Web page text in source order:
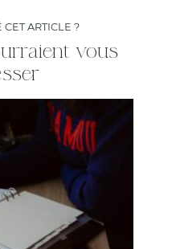
ARTICLE ?
vous